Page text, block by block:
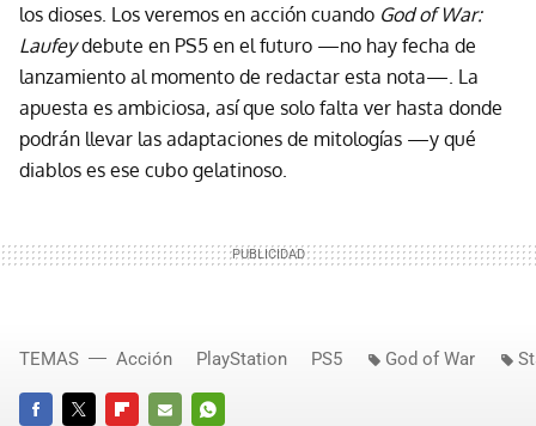
los dioses. Los veremos en acción cuando God of War:
Laufeydebute en PS5 en el futuro —no hay fecha de
lanzamiento al momento de redactar esta nota—. La
apuesta es ambiciosa, así que solo falta ver hasta donde
podrán llevar las adaptaciones de mitologías —y qué
diablos es ese cubo gelatinoso.
TEMAS Acción PlayStation PS5 God of War